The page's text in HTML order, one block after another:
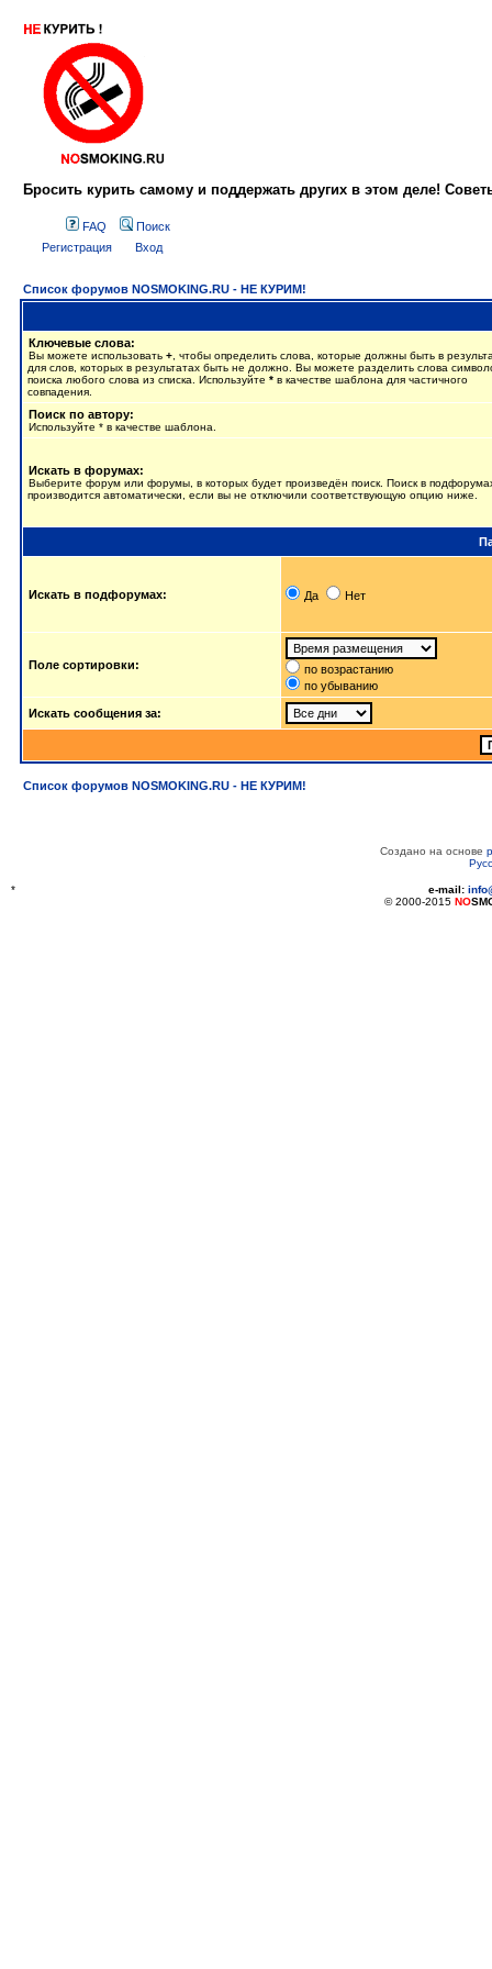
Бросить курить самому и поддержать других в этом деле!
FAQ
Поиск
Регистрация
Вход
Список форумов NOSMOKING.RU - НЕ КУРИМ!
Ключевые слова:
Вы можете использовать + , чтобы определить слова, которые должны быть в
для слов, которых в результатах быть не должно. Вы можете разделить слова
поиска любого слова из списка. Используйте * в качестве шаблона для частичного
совпадения.
Поиск по автору:
Используйте * в качестве шаблона.
Искать в форумах:
Выберите форум или форумы, в которых будет произведён поиск. Поиск в
производится автоматически, если вы не отключили соответствующую опцию ниже.
Искать в подфорумах: Да Нет
Поле сортировки:
по возрастанию
по убыванию
Искать сообщения за:
Список форумов NOSMOKING.RU - НЕ КУРИМ!
Создано на основе
* e-mail:
© 2000-2015 NO